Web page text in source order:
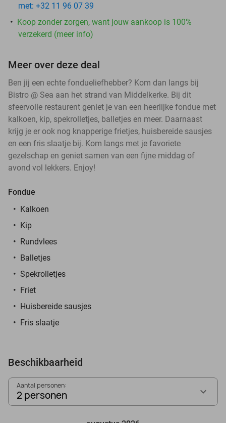
met: +32 11 96 07 39
Koop zonder zorgen, want jouw aankoop is 100%
verzekerd (meer info)
Meer over deze deal
Ben jij een echte fondueliefhebber? Kom dan langs bij
Bistro @ Sea aan het strand van Middelkerke. Bij dit
sfeervolle restaurent geniet je van een heerlijke fondue met
kalkoen, kip, spekrolletjes, balletjes en meer. Daarnaast
krijg je er ook nog knapperige frietjes, huisbereide sausjes
en een fris slaatje bij. Kom langs met je favoriete
gezelschap en geniet samen van een fijne middag of
avond vol lekkers. Enjoy!
Fondue
Kalkoen
Kip
Rundvlees
Balletjes
Spekrolletjes
Friet
Huisbereide sausjes
Fris slaatje
Beschikbaarheid
Aantal personen:
2 personen